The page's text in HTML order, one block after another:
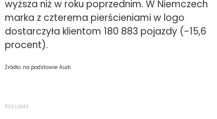
wyższa niż w roku poprzednim. W Niemczech
marka z czterema pierścieniami w logo
dostarczyła klientom 180 883 pojazdy (-15,6
procent).
Źródło: na podstawie Audi
REKLAMA